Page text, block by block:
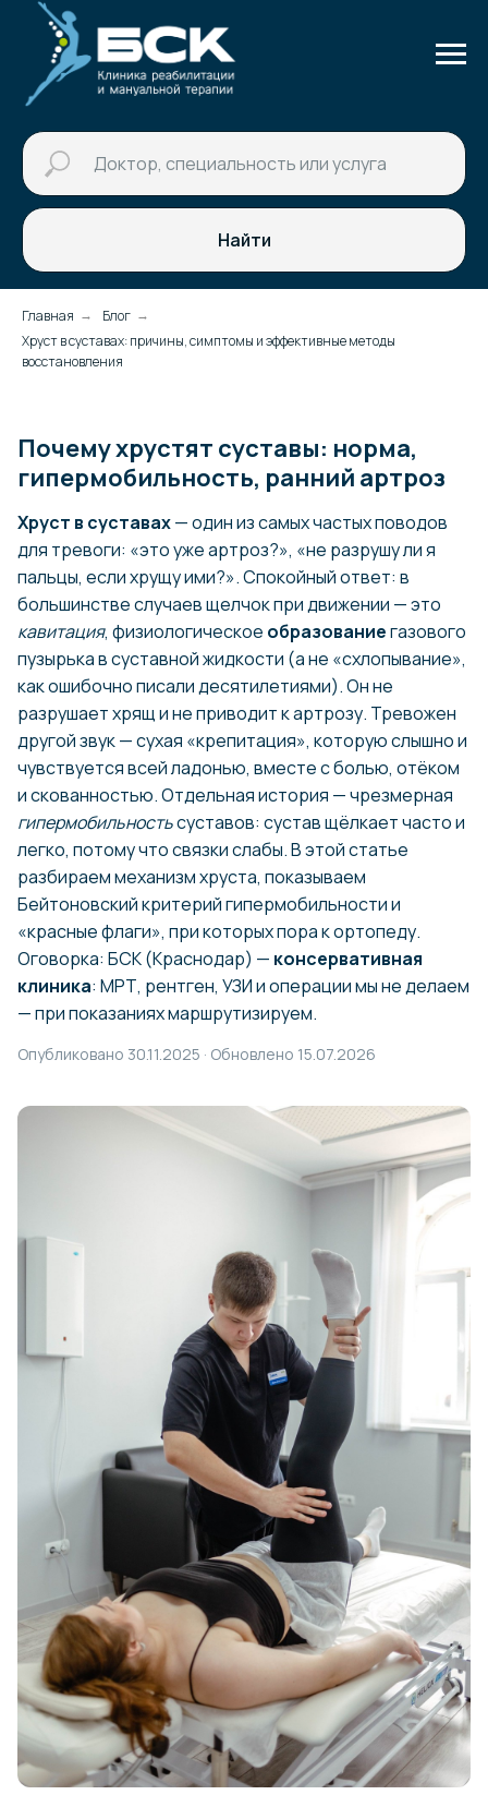
Найти
Главная → Блог →
Хруст в суставах: причины, симптомы и эффективные методы
восстановления
Почему хрустят суставы: норма,
гипермобильность, ранний артроз
Хруст в суставах— один из самых частых поводов
для тревоги: «это уже артроз?», «не разрушу ли я
пальцы, если хрущу ими?». Спокойный ответ: в
большинстве случаев щелчок при движении — это
кавитация, физиологическое образованиегазового
пузырька в суставной жидкости (а не «схлопывание»,
как ошибочно писали десятилетиями). Он не
разрушает хрящ и не приводит к артрозу. Тревожен
другой звук — сухая «крепитация», которую слышно и
чувствуется всей ладонью, вместе с болью, отёком
и скованностью. Отдельная история — чрезмерная
гипермобильностьсуставов: сустав щёлкает часто и
легко, потому что связки слабы. В этой статье
разбираем механизм хруста, показываем
Бейтоновский критерий гипермобильности и
«красные флаги», при которых пора к ортопеду.
Оговорка: БСК (Краснодар) — консервативная
клиника: МРТ, рентген, УЗИ и операции мы не делаем
— при показаниях маршрутизируем.
Опубликовано 30.11.2025 · Обновлено 15.07.2026